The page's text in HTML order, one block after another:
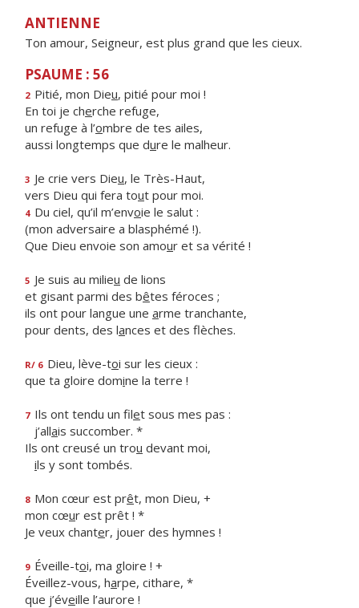
ANTIENNE
Ton amour, Seigneur, est plus grand que les cieux.
PSAUME : 56
2 Pitié, mon Dieu, pitié pour moi !
En toi je cherche refuge,
un refuge à l’ombre de tes ailes,
aussi longtemps que dure le malheur.
3 Je crie vers Dieu, le Très-Haut,
vers Dieu qui fera tout pour moi.
4 Du ciel, qu’il m’envoie le salut :
(mon adversaire a blasphémé !).
Que Dieu envoie son amour et sa vérité !
5 Je suis au milieu de lions
et gisant parmi des bêtes féroces ;
ils ont pour langue une arme tranchante,
pour dents, des lances et des flèches.
R/ 6 Dieu, lève-toi sur les cieux :
que ta gloire domine la terre !
7 Ils ont tendu un filet sous mes pas :
j’allais succomber. *
Ils ont creusé un trou devant moi,
ils y sont tombés.
8 Mon cœur est prêt, mon Dieu, +
mon cœur est prêt ! *
Je veux chanter, jouer des hymnes !
9 Éveille-toi, ma gloire ! +
Éveillez-vous, harpe, cithare, *
que j’éveille l’aurore !